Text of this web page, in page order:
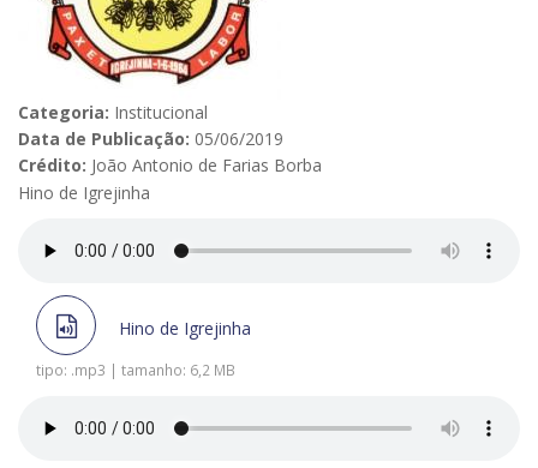
Categoria: Institucional
Data de Publicação: 05/06/2019
Crédito: João Antonio de Farias Borba
Hino de Igrejinha
Hino de Igrejinha
tipo: .mp3 | tamanho: 6,2 MB